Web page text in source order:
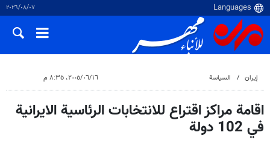
٠٧‏/٠٨‏/٢٠٢٦
إيران السياسة ١٦‏/٠٦‏/٢٠٠٥، ٨:٣٥ م
اقامة مراكز اقتراع للانتخابات الرئاسية الايرانية
في 102 دولة